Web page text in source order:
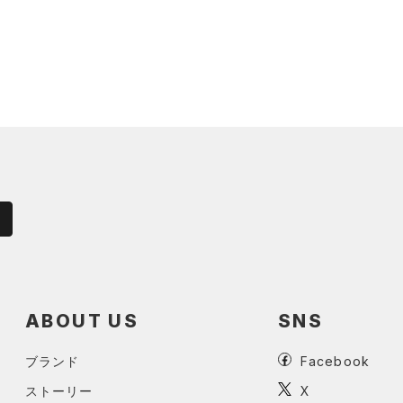
ABOUT US
ブランド
ストーリー
SNS
Facebook
X